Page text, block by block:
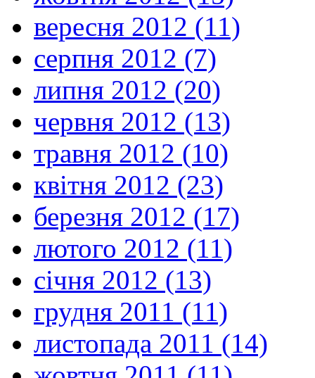
вересня 2012 (11)
серпня 2012 (7)
липня 2012 (20)
червня 2012 (13)
травня 2012 (10)
квітня 2012 (23)
березня 2012 (17)
лютого 2012 (11)
січня 2012 (13)
грудня 2011 (11)
листопада 2011 (14)